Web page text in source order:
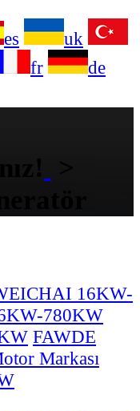
es
uk
fr
de
16KW-
780KW
FAWDE
Markası